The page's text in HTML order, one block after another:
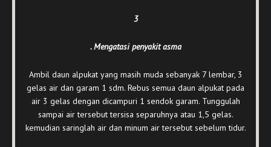
3
. Mengatasi penyakit asma
Ambil daun alpukat yang masih muda sebanyak 7 lembar, 3
gelas air dan garam 1 sdm. Rebus semua daun alpukat pada
air 3 gelas dengan dicampuri 1 sendok garam. Tunggulah
sampai air tersebut tersisa separuhnya atau 1,5 gelas.
kemudian saringlah air dan minum air tersebut sebelum tidur.